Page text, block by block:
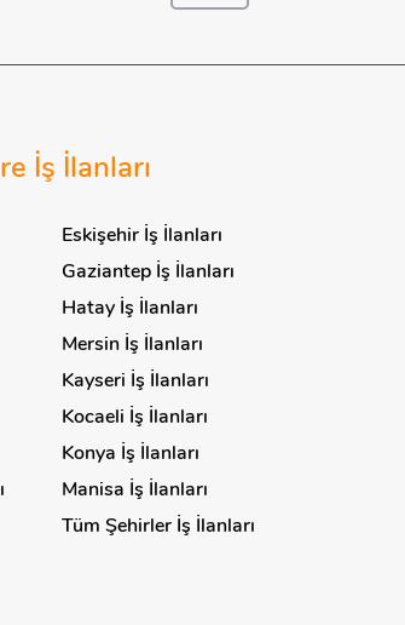
İş İlanları
Eskişehir İş İlanları
Gaziantep İş İlanları
Hatay İş İlanları
Mersin İş İlanları
Kayseri İş İlanları
Kocaeli İş İlanları
Konya İş İlanları
Manisa İş İlanları
Tüm Şehirler İş İlanları